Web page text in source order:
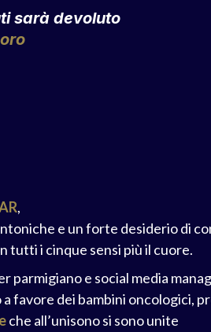
sarà devoluto
,
e un forte desiderio di
tutti i cinque sensi più il cuore.
e social media
favore dei bambini oncologici,
che all’unisono si sono unite